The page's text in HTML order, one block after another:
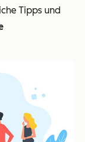
Tipps und